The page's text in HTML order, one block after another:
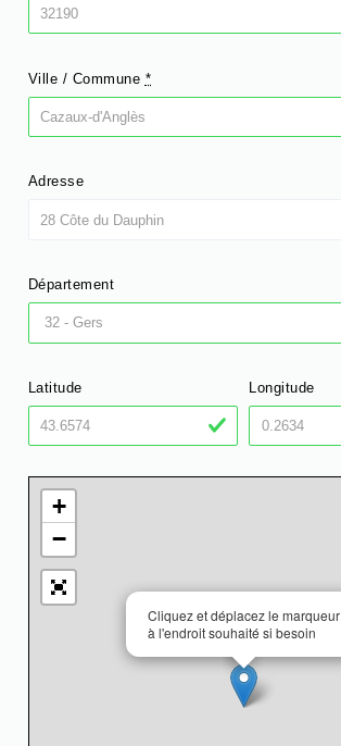
Ville / Commune *
Adresse
Département
Latitude Longitude
Cliquez et déplacez le marqueur
à l'endroit souhaité si besoin
+
−